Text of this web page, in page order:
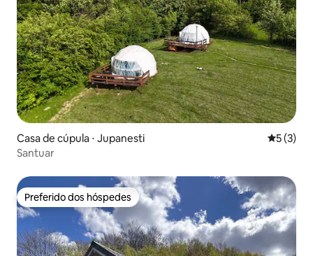
Casa de cúpula ⋅ Jupanesti 5 de
5 (3)
Santuar
Preferido dos hóspedes
Preferido dos hóspedes